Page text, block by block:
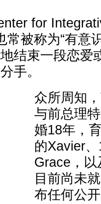
for
常被称为“有意
结束一段恋爱
手。
众所周知
与前总理
婚18年，
的Xavier
Grace，
目前尚未
布任何公